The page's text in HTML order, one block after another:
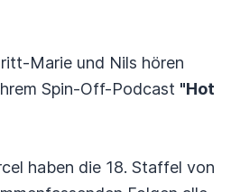
Marie und Nils hören
Spin-Off-Podcast "Hot
haben die 18. Staffel von